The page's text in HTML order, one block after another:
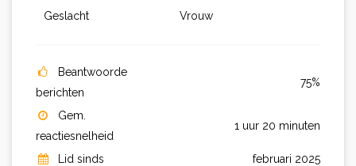
Geslacht
Vrouw
Beantwoorde
berichten
75%
Gem.
reactiesnelheid
1 uur 20 minuten
Lid sinds
februari 2025